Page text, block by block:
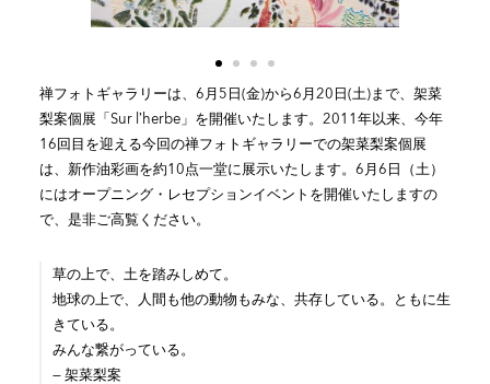
禅フォトギャラリーは、6月5日(金)から6月20日(土)まで、架菜
梨案個展「Sur l’herbe」を開催いたします。2011年以来、今年
16回目を迎える今回の禅フォトギャラリーでの架菜梨案個展
は、新作油彩画を約10点一堂に展示いたします。6月6日（土）
にはオープニング・レセプションイベントを開催いたしますの
で、是非ご高覧ください。
草の上で、土を踏みしめて。
地球の上で、人間も他の動物もみな、共存している。ともに生
きている。
みんな繋がっている。
— 架菜梨案